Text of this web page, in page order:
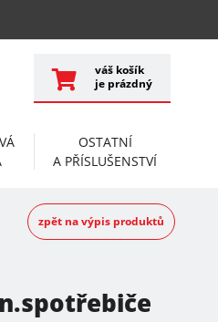
váš košík
je prázdný
OSTATNÍ
A PŘÍSLUŠENSTVÍ
zpět na výpis produktů